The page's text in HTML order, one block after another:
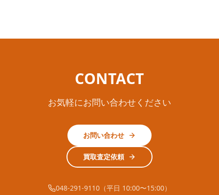
CONTACT
お気軽にお問い合わせください
お問い合わせ
買取査定依頼
048-291-9110（平日 10:00〜15:00）